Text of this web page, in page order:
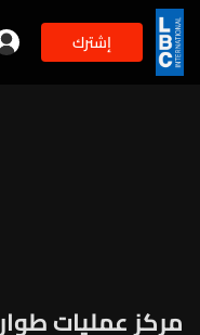
إشترك
مركز عمليات